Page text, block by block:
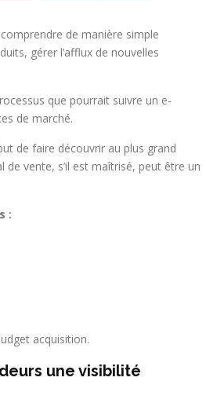
de manière simple
gérer l’afflux de nouvelles
que pourrait suivre un e-
de marché.
de faire découvrir au plus grand
vente, s’il est maîtrisé, peut être un
:
acquisition.
une visibilité